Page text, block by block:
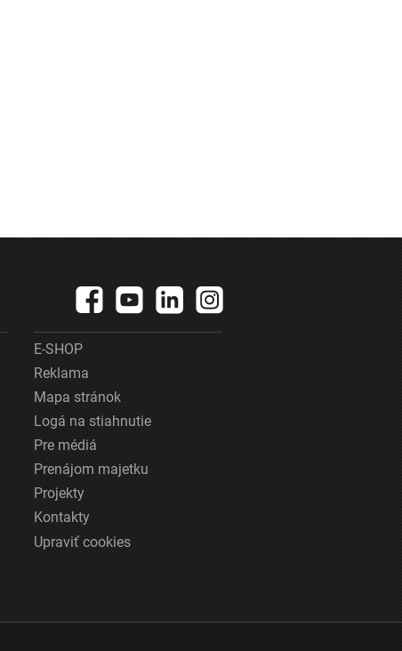
E-SHOP
Reklama
Mapa stránok
Logá na stiahnutie
Pre médiá
Prenájom majetku
Projekty
Kontakty
Upraviť cookies